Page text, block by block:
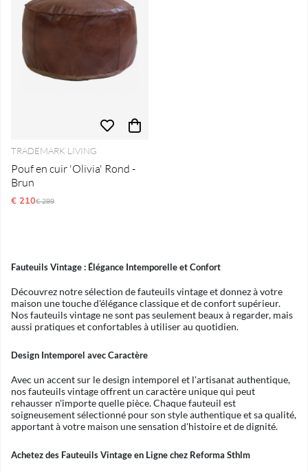
TRADEMARK LIVING
Pouf en cuir 'Olivia' Rond -
Brun
€ 210Prix régulier:
€ 289
Fauteuils Vintage : Élégance Intemporelle et Confort
Découvrez notre sélection de fauteuils vintage et donnez à votre
maison une touche d'élégance classique et de confort supérieur.
Nos fauteuils vintage ne sont pas seulement beaux à regarder, mais
aussi pratiques et confortables à utiliser au quotidien.
Design Intemporel avec Caractère
Avec un accent sur le design intemporel et l'artisanat authentique,
nos fauteuils vintage offrent un caractère unique qui peut
rehausser n'importe quelle pièce. Chaque fauteuil est
soigneusement sélectionné pour son style authentique et sa qualité,
apportant à votre maison une sensation d'histoire et de dignité.
Achetez des Fauteuils Vintage en Ligne chez Reforma Sthlm